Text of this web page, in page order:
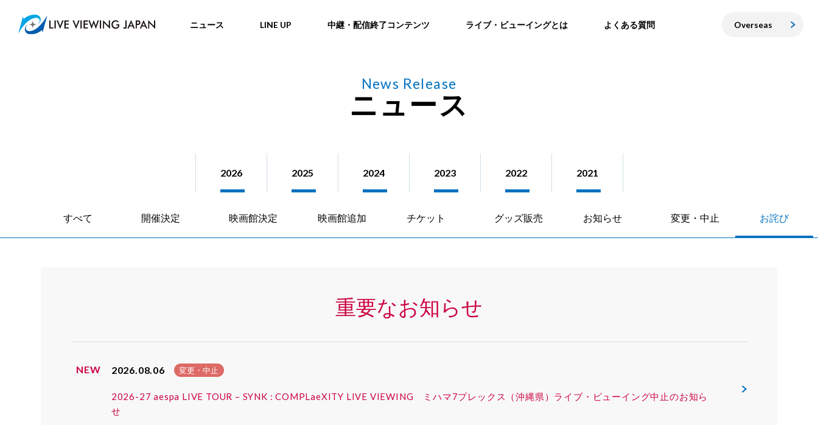
ニュース LINE UP 中継・配信終了コンテンツ ライブ・ビューイングとは よくある質問 Overseas
News Release
ニュース
2026 2025 2024 2023 2022 2021
すべて 開催決定 映画館決定 映画館追加 チケット グッズ販売 お知らせ 変更・中止 お詫び
重要なお知らせ
NEW 2026.08.06 変更・中止
2026-27 aespa LIVE TOUR – SYNK : COMPLaeXITY LIVE VIEWING ミハマ7プレックス（沖縄県）ライブ・ビューイング中止のお知ら
せ